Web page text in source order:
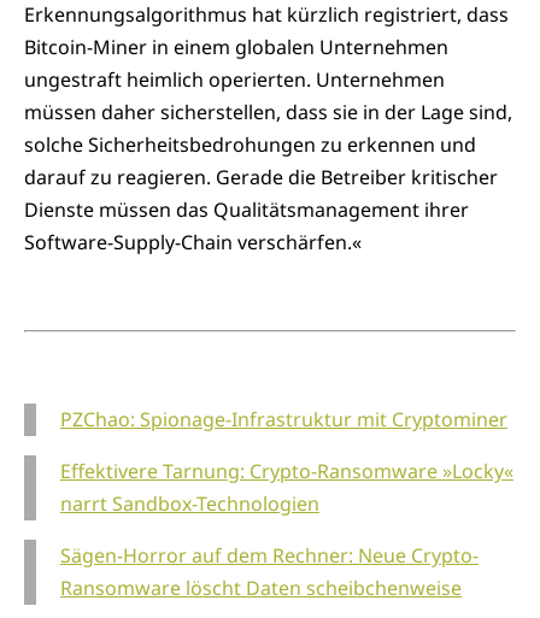
Erkennungsalgorithmus hat kürzlich registriert, dass
Bitcoin-Miner in einem globalen Unternehmen
ungestraft heimlich operierten. Unternehmen
müssen daher sicherstellen, dass sie in der Lage sind,
solche Sicherheitsbedrohungen zu erkennen und
darauf zu reagieren. Gerade die Betreiber kritischer
Dienste müssen das Qualitätsmanagement ihrer
Software-Supply-Chain verschärfen.«
PZChao: Spionage-Infrastruktur mit Cryptominer
Effektivere Tarnung: Crypto-Ransomware »Locky«
narrt Sandbox-Technologien
Sägen-Horror auf dem Rechner: Neue Crypto-
Ransomware löscht Daten scheibchenweise